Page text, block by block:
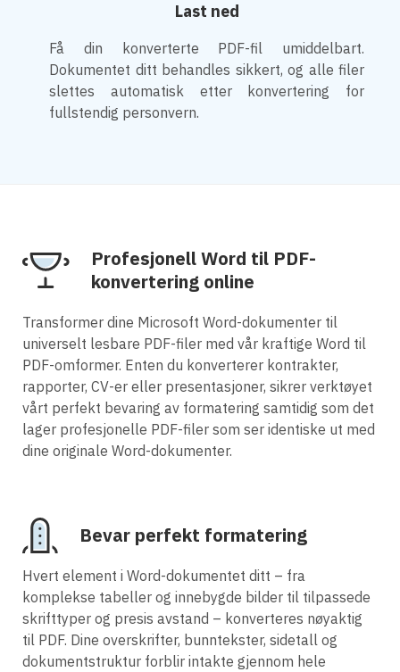
Last ned
Få din konverterte PDF-fil umiddelbart.
Dokumentet ditt behandles sikkert, og alle filer
slettes automatisk etter konvertering for
fullstendig personvern.
Profesjonell Word til PDF-
konvertering online
Transformer dine Microsoft Word-dokumenter til
universelt lesbare PDF-filer med vår kraftige Word til
PDF-omformer. Enten du konverterer kontrakter,
rapporter, CV-er eller presentasjoner, sikrer verktøyet
vårt perfekt bevaring av formatering samtidig som det
lager profesjonelle PDF-filer som ser identiske ut med
dine originale Word-dokumenter.
Bevar perfekt formatering
Hvert element i Word-dokumentet ditt – fra
komplekse tabeller og innebygde bilder til tilpassede
skrifttyper og presis avstand – konverteres nøyaktig
til PDF. Dine overskrifter, bunntekster, sidetall og
dokumentstruktur forblir intakte gjennom hele